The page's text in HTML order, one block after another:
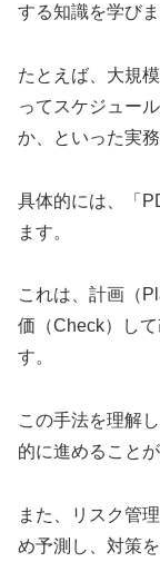
する知識を学びま
たとえば、大規
ってスケジュー
か、といった実
具体的には、「
ます。
これは、計画（
価（Check）し
す。
この手法を理解
的に進めることが
また、リスク管
め予測し、対策